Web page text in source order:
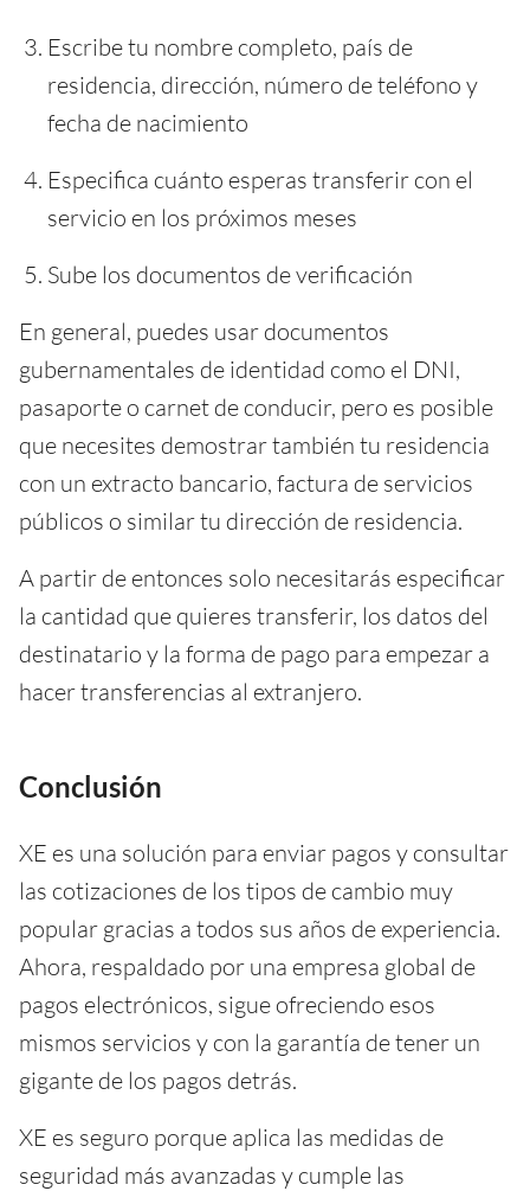
Escribe tu nombre completo, país de
residencia, dirección, número de teléfono y
fecha de nacimiento
Especifica cuánto esperas transferir con el
servicio en los próximos meses
Sube los documentos de verificación
En general, puedes usar documentos
gubernamentales de identidad como el DNI,
pasaporte o carnet de conducir, pero es posible
que necesites demostrar también tu residencia
con un extracto bancario, factura de servicios
públicos o similar tu dirección de residencia.
A partir de entonces solo necesitarás especificar
la cantidad que quieres transferir, los datos del
destinatario y la forma de pago para empezar a
hacer transferencias al extranjero.
Conclusión
XE es una solución para enviar pagos y consultar
las cotizaciones de los tipos de cambio muy
popular gracias a todos sus años de experiencia.
Ahora, respaldado por una empresa global de
pagos electrónicos, sigue ofreciendo esos
mismos servicios y con la garantía de tener un
gigante de los pagos detrás.
XE es seguro porque aplica las medidas de
seguridad más avanzadas y cumple las